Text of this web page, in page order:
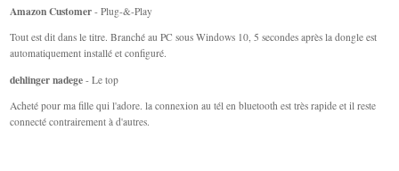
Amazon Customer - Plug-&-Play
Tout est dit dans le titre. Branché au PC sous Windows 10, 5 secondes après la dongle est
automatiquement installé et configuré.
dehlinger nadege - Le top
Acheté pour ma fille qui l'adore. la connexion au tél en bluetooth est très rapide et il reste
connecté contrairement à d'autres.